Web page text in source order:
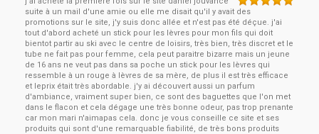
suite à un mail d'une amie ou elle me disait qu'il y avait des
promotions sur le site, j'y suis donc allée et n'est pas été déçue. j'ai
tout d'abord acheté un stick pour les lèvres pour mon fils qui doit
bientot partir au ski avec le centre de loisirs, très bien, très discret et le
tube ne fait pas pour femme, cela peut paraitre bizarre mais un jeune
de 16 ans ne veut pas dans sa poche un stick pour les lèvres qui
ressemble à un rouge à lèvres de sa mère, de plus il est très efficace
et leprix était très abordable. j'y ai découvert aussi un parfum
d'ambiance, vraiment super bien, ce sont des baguettes que l'on met
dans le flacon et cela dégage une très bonne odeur, pas trop prenante
car mon mari n'aimapas cela. donc je vous conseille ce site et ses
produits qui sont d'une remarquable fiabilité, de très bons produits